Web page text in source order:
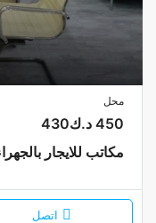
محل
450 د.ك430
مكاتب للايجار
اتصل